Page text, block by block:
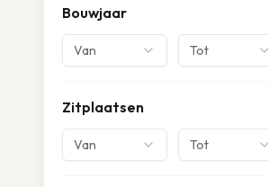
Bouwjaar
Van Tot
Zitplaatsen
Van Tot